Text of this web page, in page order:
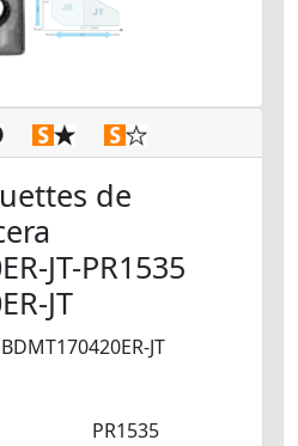
de
JT-PR1535
JT
JT
PR1535